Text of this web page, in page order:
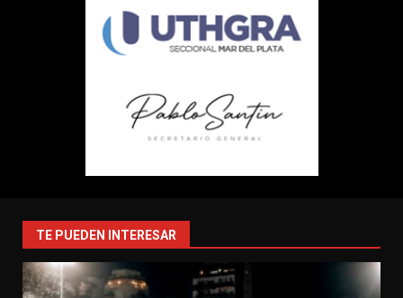
TE PUEDEN INTERESAR